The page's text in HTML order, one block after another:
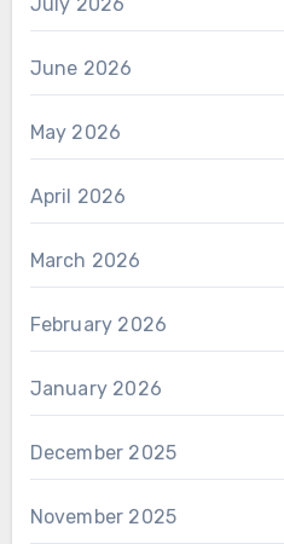
June 2026
May 2026
April 2026
March 2026
February 2026
January 2026
December 2025
November 2025